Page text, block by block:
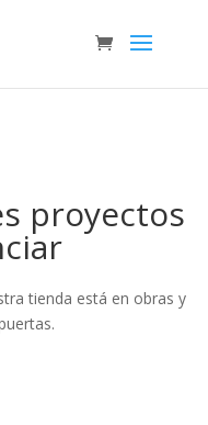
proyectos
tienda está en obras y